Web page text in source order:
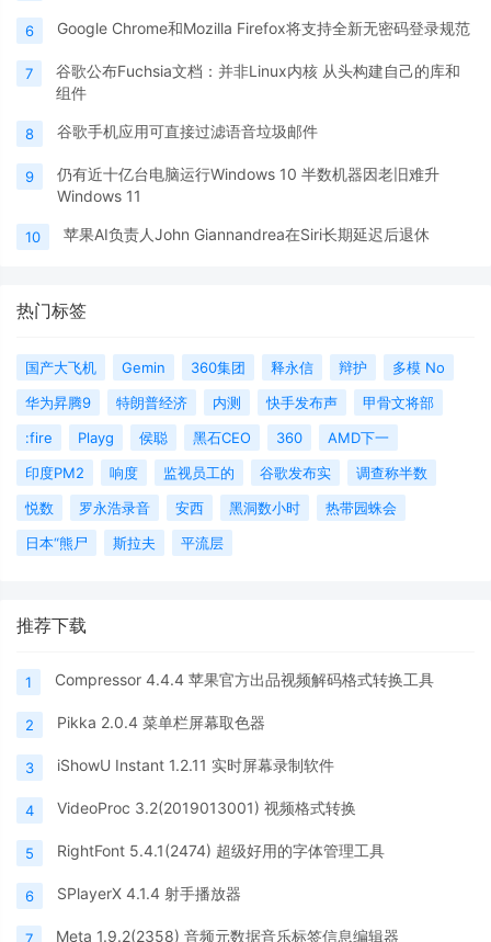
6 Google Chrome和Mozilla Firefox将支持全新无密码登录规范
7
谷歌公布Fuchsia文档：并非Linux内核 从头构建自己的库和
组件
8 谷歌手机应用可直接过滤语音垃圾邮件
9
仍有近十亿台电脑运行Windows 10 半数机器因老旧难升
Windows 11
10 苹果AI负责人John Giannandrea在Siri长期延迟后退休
热门标签
国产大飞机 Gemin 360集团 释永信 辩护
多模 No
华为昇腾9
特朗普经济 内测 快手发布声
甲骨文将部
:fire
Playg 侯聪 黑石CEO 360
AMD下一
印度PM2
响度 监视员工的 谷歌发布实
调查称半数
悦数
罗永浩录音 安西 黑洞数小时
热带园蛛会
日本“熊尸
斯拉夫 平流层
推荐下载
1 Compressor 4.4.4 苹果官方出品视频解码格式转换工具
2 Pikka 2.0.4 菜单栏屏幕取色器
3 iShowU Instant 1.2.11 实时屏幕录制软件
4 VideoProc 3.2(2019013001) 视频格式转换
5 RightFont 5.4.1(2474) 超级好用的字体管理工具
6 SPlayerX 4.1.4 射手播放器
7 Meta 1.9.2(2358) 音频元数据音乐标签信息编辑器